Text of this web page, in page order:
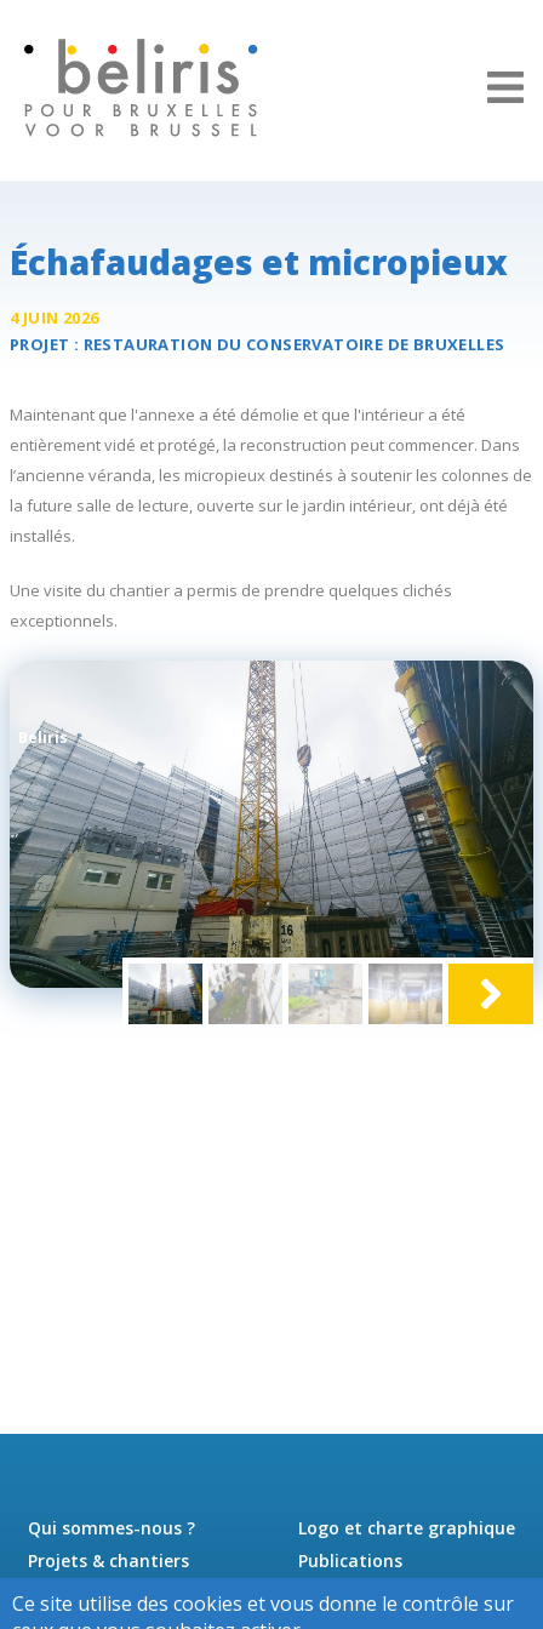
Échafaudages et micropieux
4 JUIN 2026
PROJET : RESTAURATION DU CONSERVATOIRE DE BRUXELLES
Maintenant que l'annexe a été démolie et que l'intérieur a été
entièrement vidé et protégé, la reconstruction peut commencer. Dans
l’ancienne véranda, les micropieux destinés à soutenir les colonnes de
la future salle de lecture, ouverte sur le jardin intérieur, ont déjà été
installés.
Une visite du chantier a permis de prendre quelques clichés
exceptionnels.
Beliris
Qui sommes-nous ?
Projets & chantiers
Actualités
Logo et charte graphique
Publications
Presse
Ce site utilise des cookies et vous donne le contrôle sur